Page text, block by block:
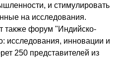
и стимулировать
на исследования.
также форум "Индийско-
исследования, инновации и
250 представителей из